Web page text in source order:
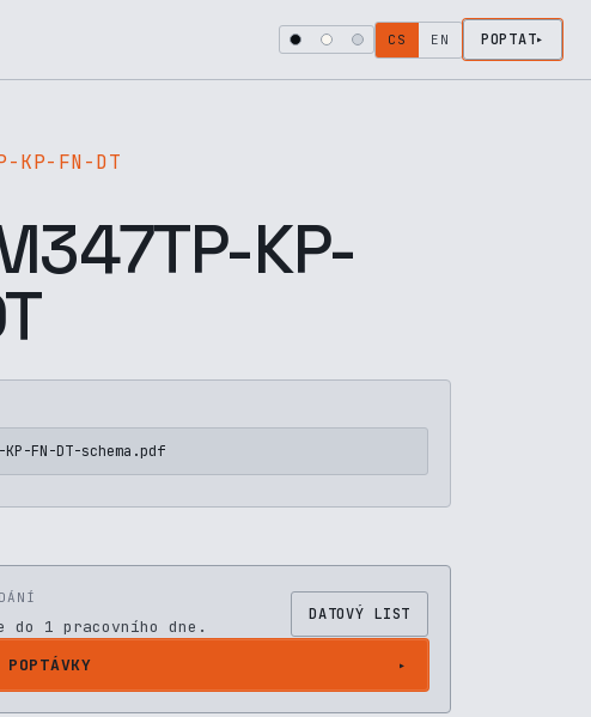
CS EN POPTAT
KP-FN-DT
KP-
KP-FN-DT-schema.pdf
do 1 pracovního dne.
DATOVÝ LIST